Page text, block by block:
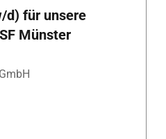
d) für unsere
Münster